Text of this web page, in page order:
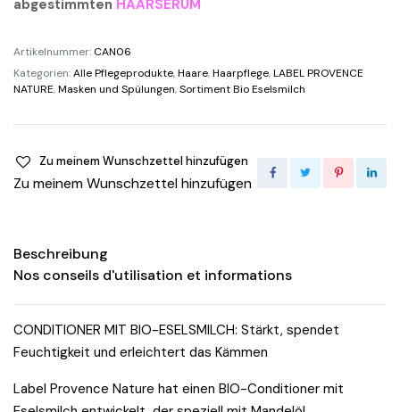
abgestimmten HAARSERUM
Artikelnummer: CAN06
Kategorien:Alle Pflegeprodukte,Haare,Haarpflege,LABEL PROVENCE
NATURE,Masken und Spülungen,Sortiment Bio Eselsmilch
Zu meinem Wunschzettel hinzufügen
Zu meinem Wunschzettel hinzufügen
Beschreibung
Nos conseils d'utilisation et informations
CONDITIONER MIT BIO-ESELSMILCH: Stärkt, spendet
Feuchtigkeit und erleichtert das Kämmen
Label Provence Nature hat einen BIO-Conditioner mit